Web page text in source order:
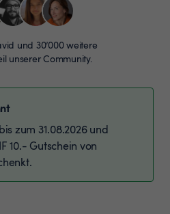
und 30’000 weitere
unserer Community.
zum 31.08.2026 und
10.- Gutschein von